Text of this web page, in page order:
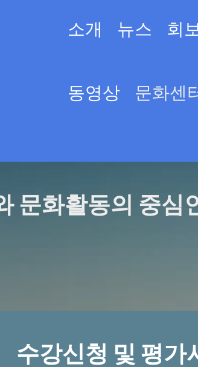
소개 뉴스 회
동영상 문화센
문화활동의 중심
수강신청 및 평가